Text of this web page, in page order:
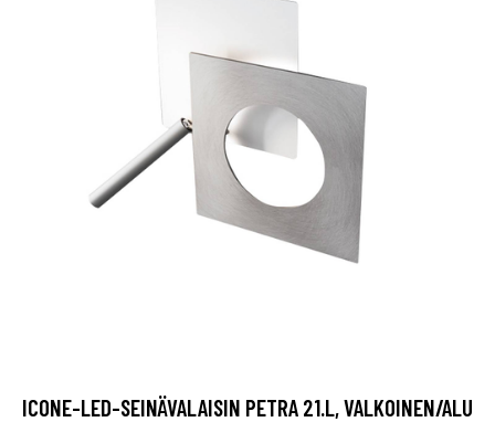
ICONE-LED-SEINÄVALAISIN PETRA 21.L, VALKOINEN/ALU